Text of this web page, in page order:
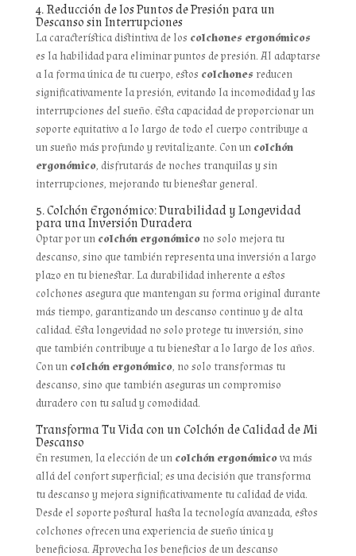
4. Reducción de los Puntos de Presión para un
Descanso sin Interrupciones
La característica distintiva de los colchones ergonómicos
es la habilidad para eliminar puntos de presión. Al adaptarse
a la forma única de tu cuerpo, estos colchones reducen
significativamente la presión, evitando la incomodidad y las
interrupciones del sueño. Esta capacidad de proporcionar un
soporte equitativo a lo largo de todo el cuerpo contribuye a
un sueño más profundo y revitalizante. Con un colchón
ergonómico, disfrutarás de noches tranquilas y sin
interrupciones, mejorando tu bienestar general.
5. Colchón Ergonómico: Durabilidad y Longevidad
para una Inversión Duradera
Optar por un colchón ergonómicono solo mejora tu
descanso, sino que también representa una inversión a largo
plazo en tu bienestar. La durabilidad inherente a estos
colchones asegura que mantengan su forma original durante
más tiempo, garantizando un descanso continuo y de alta
calidad. Esta longevidad no solo protege tu inversión, sino
que también contribuye a tu bienestar a lo largo de los años.
Con un colchón ergonómico, no solo transformas tu
descanso, sino que también aseguras un compromiso
duradero con tu salud y comodidad.
Transforma Tu Vida con un Colchón de Calidad de Mi
Descanso
En resumen, la elección de un colchón ergonómicova más
allá del confort superficial; es una decisión que transforma
tu descanso y mejora significativamente tu calidad de vida.
Desde el soporte postural hasta la tecnología avanzada, estos
colchones ofrecen una experiencia de sueño única y
beneficiosa. Aprovecha los beneficios de un descanso